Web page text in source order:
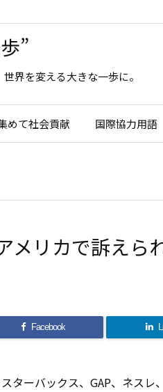
”
界を変える大きな一歩に。
めて社会貢献 国際協力用語
メリカで訴えら
Facebook
ターバックス、GAP、ネスレ